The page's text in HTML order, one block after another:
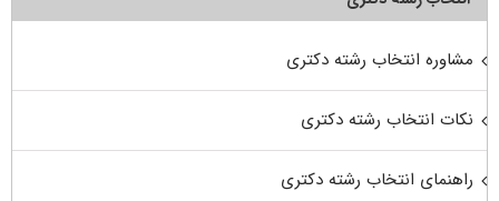
مشاوره انتخاب رشته دکتری
نکات انتخاب رشته دکتری
راهنمای انتخاب رشته دکتری